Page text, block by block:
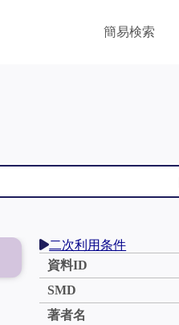
簡易検索
二次利用条件
資料ID
SMD
著者名